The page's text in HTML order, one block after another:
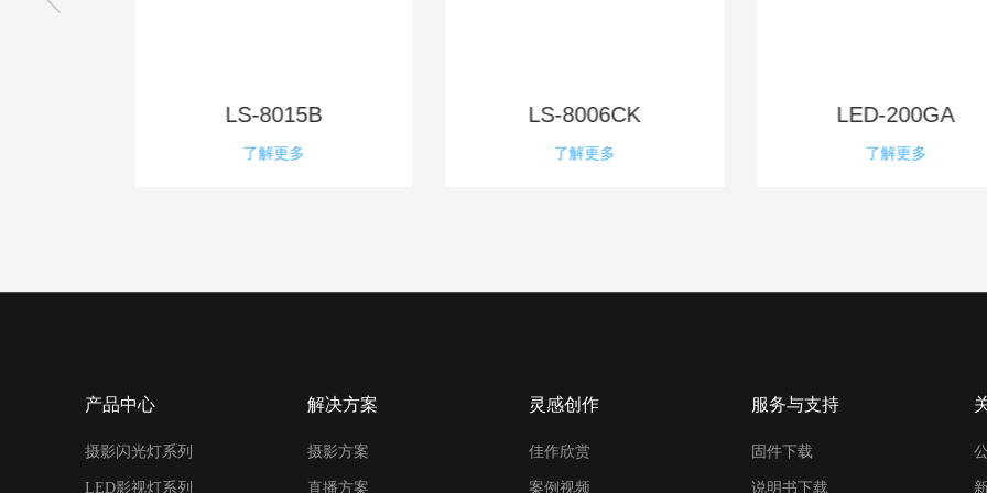
LS-8015B
了解更多
LS-8006CK
了解更多
LED-200GA
了解更多
产品中心
摄影闪光灯系列
LED影视灯系列
解决方案
摄影方案
直播方案
灵感创作
佳作欣赏
案例视频
服务与支持
固件下载
说明书下载